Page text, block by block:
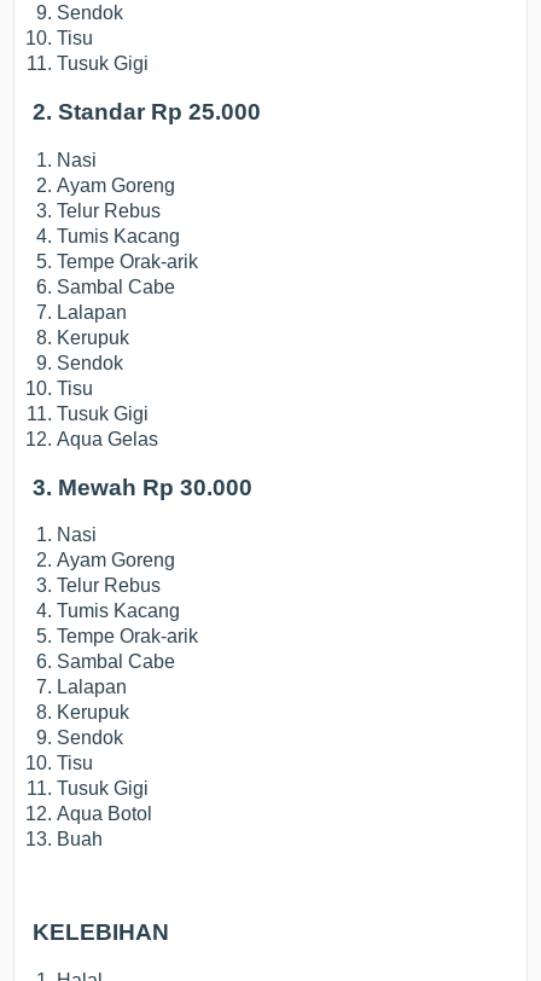
Sendok
Tisu
Tusuk Gigi
2. Standar Rp 25.000
Nasi
Ayam Goreng
Telur Rebus
Tumis Kacang
Tempe Orak-arik
Sambal Cabe
Lalapan
Kerupuk
Sendok
Tisu
Tusuk Gigi
Aqua Gelas
3. Mewah Rp 30.000
Nasi
Ayam Goreng
Telur Rebus
Tumis Kacang
Tempe Orak-arik
Sambal Cabe
Lalapan
Kerupuk
Sendok
Tisu
Tusuk Gigi
Aqua Botol
Buah
KELEBIHAN